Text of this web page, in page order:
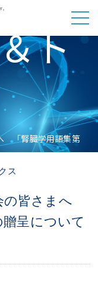
ト
「腎臓学用語集第
ス
の皆さまへ
贈呈について